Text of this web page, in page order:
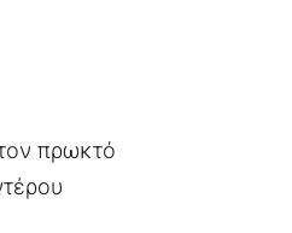
πρωκτό